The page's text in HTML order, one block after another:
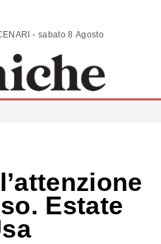
ANALISI | COMMENTI | SCENARI - sabato 8 Agosto 2026
Estate